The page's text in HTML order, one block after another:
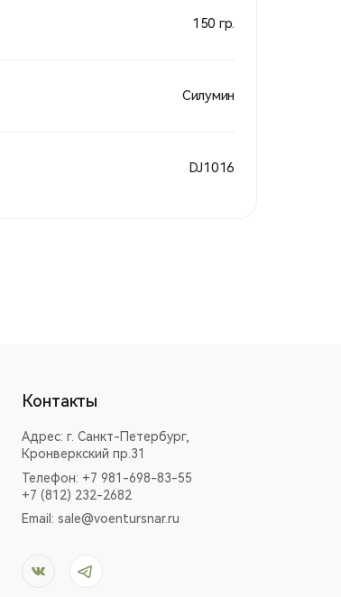
150 гр.
Силумин
DJ1016
Контакты
Адрес:г. Санкт-Петербург,
Кронверкский пр.31
Телефон: +7 981-698-83-55
+7 (812) 232-2682
Email:sale@voentursnar.ru